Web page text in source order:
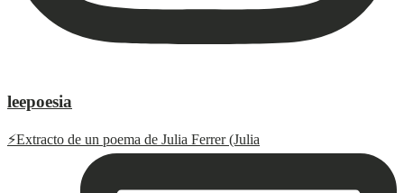
leepoesia
⚡️Extracto de un poema de Julia Ferrer (Julia